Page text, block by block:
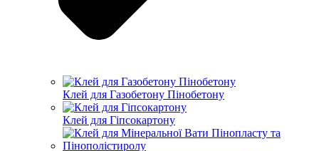
Клей для Газобетону Пінобетону
Клей для Гіпсокартону